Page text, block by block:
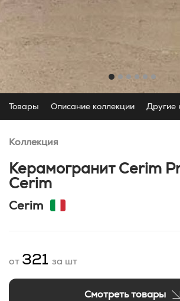
Товары Описание коллекции Другие
Коллекция
Керамогранит Cerim
Cerim
Cerim
от 321 за шт
Смотреть товары